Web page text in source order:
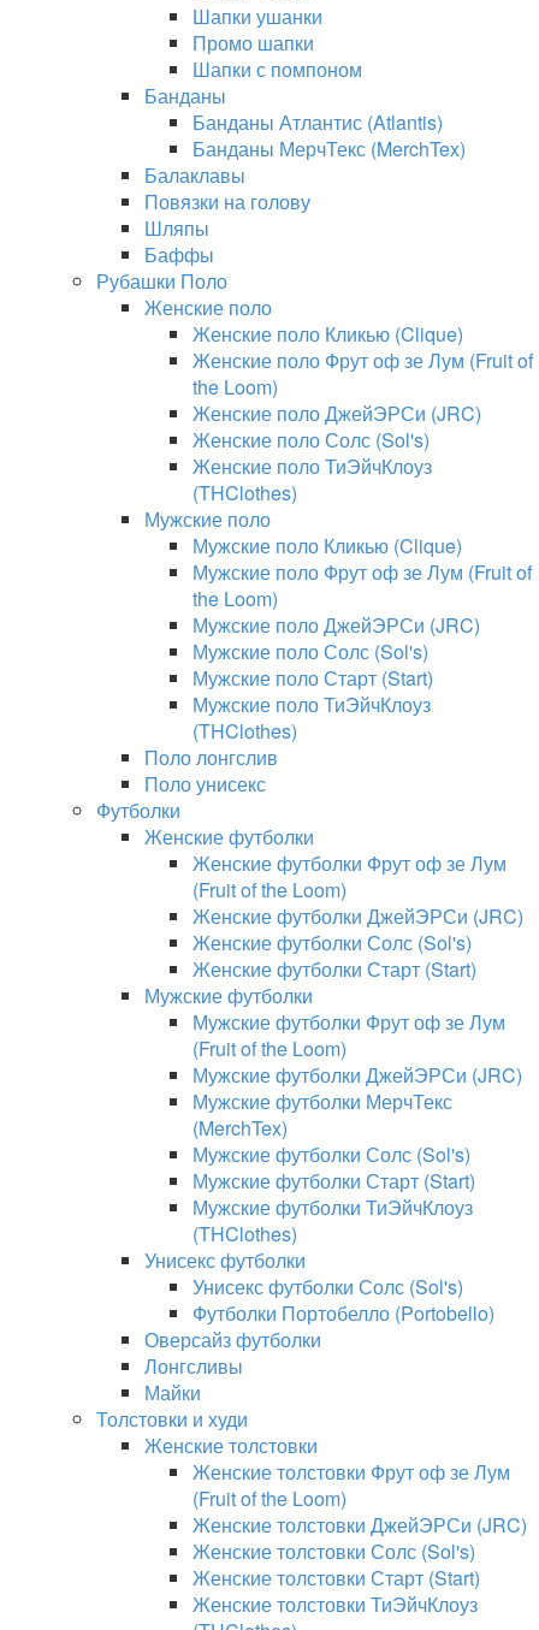
Шапки ушанки
Промо шапки
Шапки с помпоном
Банданы
Банданы Атлантис (Atlantis)
Банданы МерчТекс (MerchTex)
Балаклавы
Повязки на голову
Шляпы
Баффы
Рубашки Поло
Женские поло
Женские поло Кликью (Clique)
Женские поло Фрут оф зе Лум (Fruit of
the Loom)
Женские поло ДжейЭРСи (JRC)
Женские поло Солс (Sol's)
Женские поло ТиЭйчКлоуз
(THClothes)
Мужские поло
Мужские поло Кликью (Clique)
Мужские поло Фрут оф зе Лум (Fruit of
the Loom)
Мужские поло ДжейЭРСи (JRC)
Мужские поло Солс (Sol's)
Мужские поло Старт (Start)
Мужские поло ТиЭйчКлоуз
(THClothes)
Поло лонгслив
Поло унисекс
Футболки
Женские футболки
Женские футболки Фрут оф зе Лум
(Fruit of the Loom)
Женские футболки ДжейЭРСи (JRC)
Женские футболки Солс (Sol's)
Женские футболки Старт (Start)
Мужские футболки
Мужские футболки Фрут оф зе Лум
(Fruit of the Loom)
Мужские футболки ДжейЭРСи (JRC)
Мужские футболки МерчТекс
(MerchTex)
Мужские футболки Солс (Sol's)
Мужские футболки Старт (Start)
Мужские футболки ТиЭйчКлоуз
(THClothes)
Унисекс футболки
Унисекс футболки Солс (Sol's)
Футболки Портобелло (Portobello)
Оверсайз футболки
Лонгсливы
Майки
Толстовки и худи
Женские толстовки
Женские толстовки Фрут оф зе Лум
(Fruit of the Loom)
Женские толстовки ДжейЭРСи (JRC)
Женские толстовки Солс (Sol's)
Женские толстовки Старт (Start)
Женские толстовки ТиЭйчКлоуз